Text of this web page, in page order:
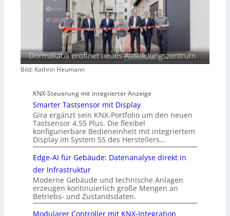
Dormakaba eröffnet neues Ausbildungszentrum
Bild: Kathrin Heumann
KNX-Steuerung mit integrierter Anzeige
Smarter Tastsensor mit Display
Gira ergänzt sein KNX-Portfolio um den neuen
Tastsensor 4.55 Plus. Die flexibel
konfigurierbare Bedieneinheit mit integriertem
Display im System 55 des Herstellers…
Edge-AI für Gebäude: Datenanalyse direkt in
der Infrastruktur
Moderne Gebäude und technische Anlagen
erzeugen kontinuierlich große Mengen an
Betriebs- und Zustandsdaten.
Modularer Controller mit KNX-Integration